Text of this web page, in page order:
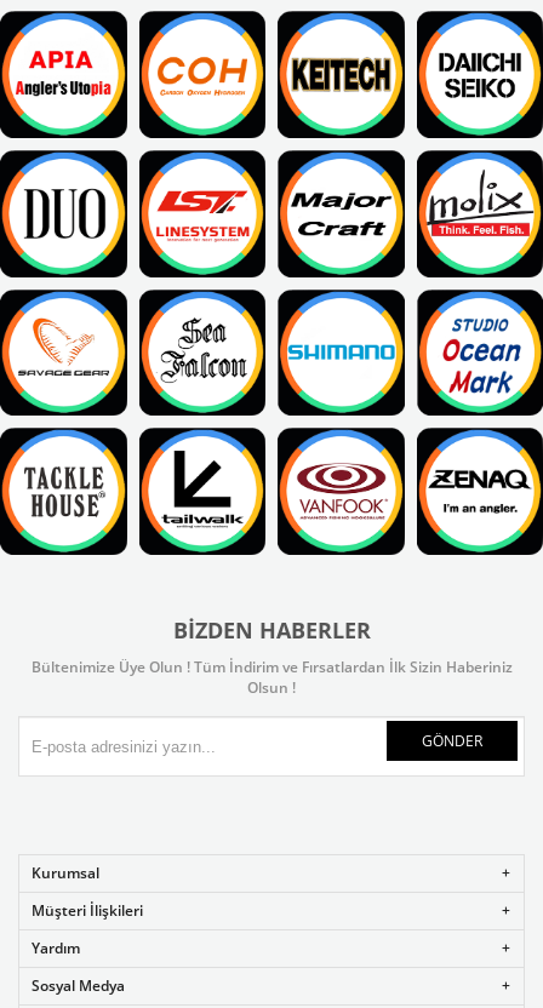
BIZDEN HABERLER
Bültenimize Üye Olun ! Tüm İndirim ve Fırsatlardan İlk Sizin Haberiniz
Olsun !
GÖNDER
Kurumsal
Müşteri İlişkileri
Yardım
Sosyal Medya